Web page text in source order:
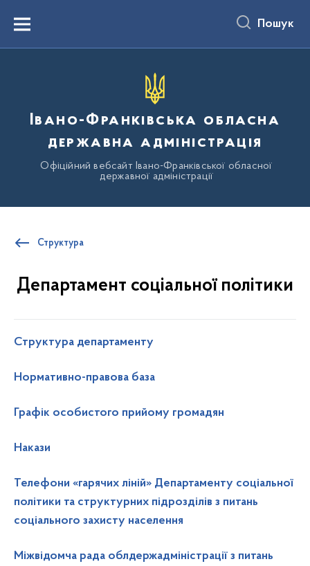
вмістуMenu Пошук
Івано-Франківська обласна
державна адміністрація
Офіційний вебсайт Івано-Франківської обласної
державної адміністрації
Структура
Департамент соціальної політики
Структура департаменту
Нормативно-правова база
Графік особистого прийому громадян
Накази
Телефони «гарячих ліній» Департаменту соціальної
політики та структурних підрозділів з питань
соціального захисту населення
Міжвідомча рада облдержадміністрації з питань